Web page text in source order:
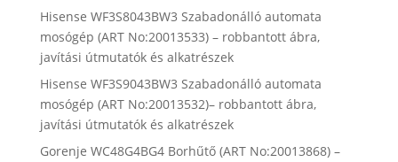
Hisense WF3S8043BW3 Szabadonálló automata
mosógép (ART No:20013533) – robbantott ábra,
javítási útmutatók és alkatrészek
Hisense WF3S9043BW3 Szabadonálló automata
mosógép (ART No:20013532)– robbantott ábra,
javítási útmutatók és alkatrészek
Gorenje WC48G4BG4 Borhűtő (ART No:20013868) –